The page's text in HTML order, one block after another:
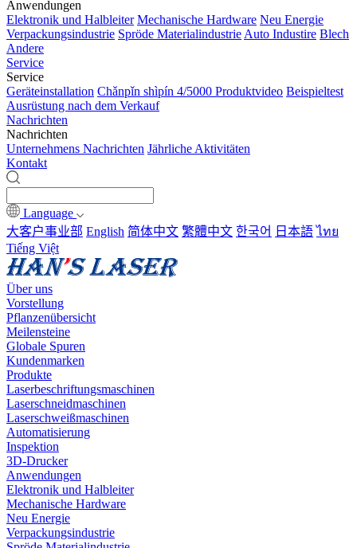
Anwendungen
Elektronik und Halbleiter Mechanische Hardware Neu Energie
Verpackungsindustrie Spröde Materialindustrie Auto Industire Blech
Andere
Service
Service
Geräteinstallation Chǎnpǐn shìpín 4/5000 Produktvideo Beispieltest
Ausrüstung nach dem Verkauf
Nachrichten
Nachrichten
Unternehmens Nachrichten Jährliche Aktivitäten
Kontakt
Language
大客户事业部 English 简体中文 繁體中文 한국어 日本語 ไทย
Tiếng Việt
Über uns
Vorstellung
Pflanzenübersicht
Meilensteine
Globale Spuren
Kundenmarken
Produkte
Laserbeschriftungsmaschinen
Laserschneidmaschinen
Laserschweißmaschinen
Automatisierung
Inspektion
3D-Drucker
Anwendungen
Elektronik und Halbleiter
Mechanische Hardware
Neu Energie
Verpackungsindustrie